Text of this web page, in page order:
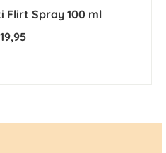
Flirt Spray 100 ml